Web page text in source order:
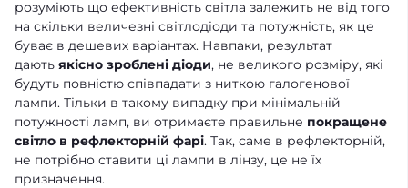
розуміють що ефективність світла залежить не від того
на скільки величезні світлодіоди та потужність, як це
буває в дешевих варіантах. Навпаки, результат
дають якісно зроблені діоди, не великого розміру, які
будуть повністю співпадати з ниткою галогенової
лампи. Тільки в такому випадку при мінімальній
потужності ламп, ви отримаєте правильне покращене
світло в рефлекторній фарі. Так, саме в рефлекторній,
не потрібно ставити ці лампи в лінзу, це не їх
призначення.